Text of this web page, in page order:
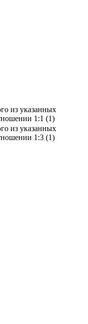
из указанных
1:1 (1)
из указанных
1:3 (1)